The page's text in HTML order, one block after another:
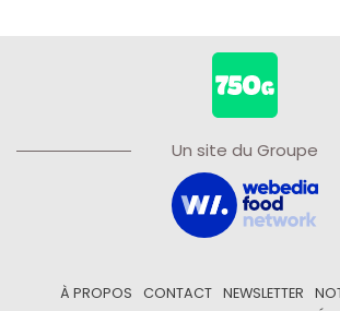
Un site du Groupe
À PROPOS CONTACT NEWSLETTER